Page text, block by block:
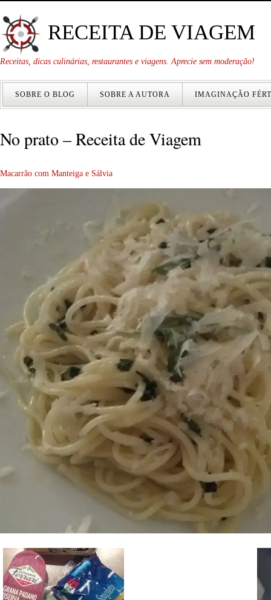
RECEITA DE VIAGEM
Receitas, dicas culinárias, restaurantes e viagens. Aprecie sem moderação!
SOBRE O BLOG SOBRE A AUTORA IMAGINAÇÃO
No prato – Receita de Viagem
Macarrão com Manteiga e Sálvia